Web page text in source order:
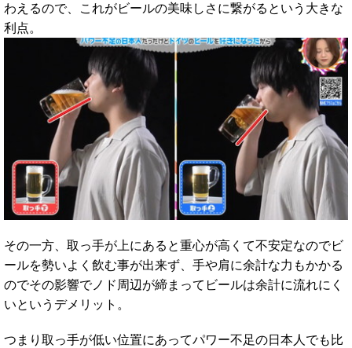
わえるので、これがビールの美味しさに繋がるという大きな
利点。
その一方、取っ手が上にあると重心が高くて不安定なのでビ
ールを勢いよく飲む事が出来ず、手や肩に余計な力もかかる
のでその影響でノド周辺が締まってビールは余計に流れにく
いというデメリット。
つまり取っ手が低い位置にあってパワー不足の日本人でも比